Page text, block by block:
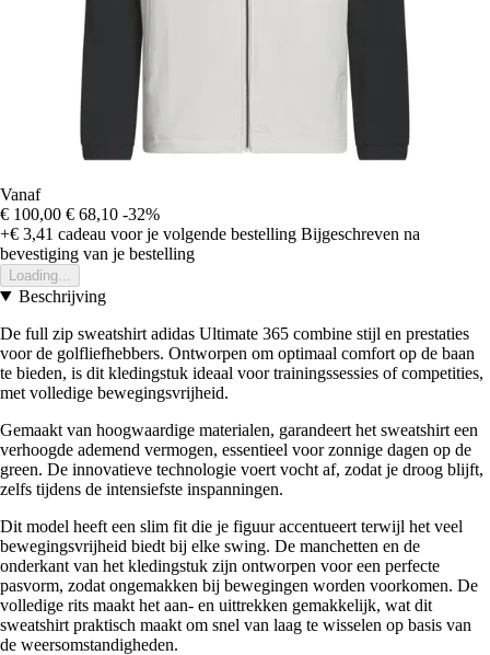
Vanaf
€ 100,00 € 68,10 -32%
+€ 3,41 cadeau voor je volgende bestelling Bijgeschreven na
bevestiging van je bestelling
Loading...
Beschrijving
De full zip sweatshirt adidas Ultimate 365 combine stijl en prestaties
voor de golfliefhebbers. Ontworpen om optimaal comfort op de baan
te bieden, is dit kledingstuk ideaal voor trainingssessies of competities,
met volledige bewegingsvrijheid.
Gemaakt van hoogwaardige materialen, garandeert het sweatshirt een
verhoogde ademend vermogen, essentieel voor zonnige dagen op de
green. De innovatieve technologie voert vocht af, zodat je droog blijft,
zelfs tijdens de intensiefste inspanningen.
Dit model heeft een slim fit die je figuur accentueert terwijl het veel
bewegingsvrijheid biedt bij elke swing. De manchetten en de
onderkant van het kledingstuk zijn ontworpen voor een perfecte
pasvorm, zodat ongemakken bij bewegingen worden voorkomen. De
volledige rits maakt het aan- en uittrekken gemakkelijk, wat dit
sweatshirt praktisch maakt om snel van laag te wisselen op basis van
de weersomstandigheden.